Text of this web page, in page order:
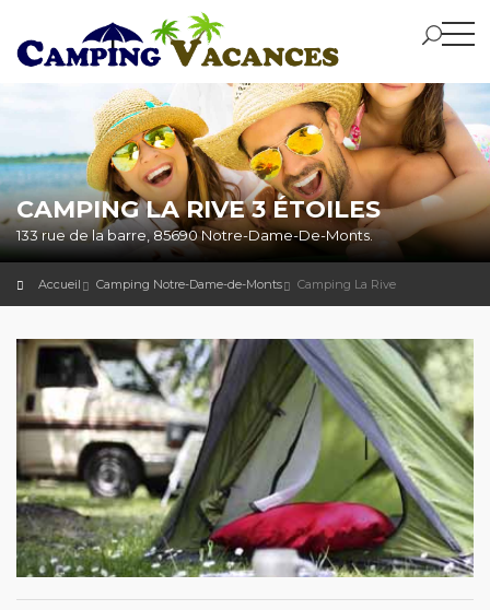
CAMPING LA RIVE 3 ÉTOILES
133 rue de la barre, 85690 Notre-Dame-De-Monts.
Accueil Camping Notre-Dame-de-Monts Camping La Rive